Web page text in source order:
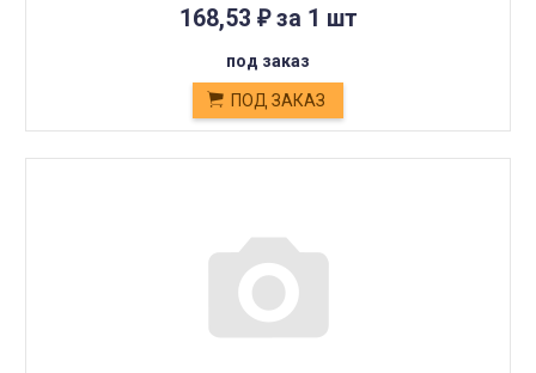
168,53 ₽за 1 шт
под заказ
ПОД ЗАКАЗ